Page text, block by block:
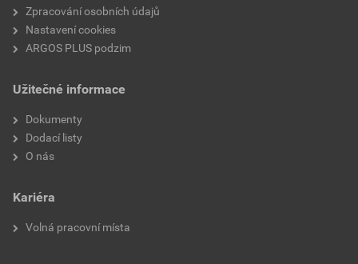
Zpracování osobních údajů
Nastavení cookies
ARGOS PLUS podzim
Užitečné informace
Dokumenty
Dodací listy
O nás
Kariéra
Volná pracovní místa